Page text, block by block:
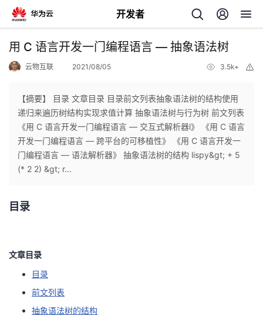
开发者
返
个
人
主
我
发
我
用 C 语言开发一门编程语言 — 抽象语法树
云物互联 2021/08/05 3.5k+
【摘要】 目录 文章目录 目录前文列表抽象语法树的结构使用
递归来遍历树结构实现求值计算 抽象语法树与行为树 前文列表
《用 C 语言开发一门编程语言 — 交互式解析器l》 《用 C 语言
开发一门编程语言 — 跨平台的可移植性》 《用 C 语言开发一
门编程语言 — 语法解析器》 抽象语法树的结构 lispy&gt; + 5
(* 2 2) &gt; r...
目录
文章目录
目录
前文列表
抽象语法树的结构